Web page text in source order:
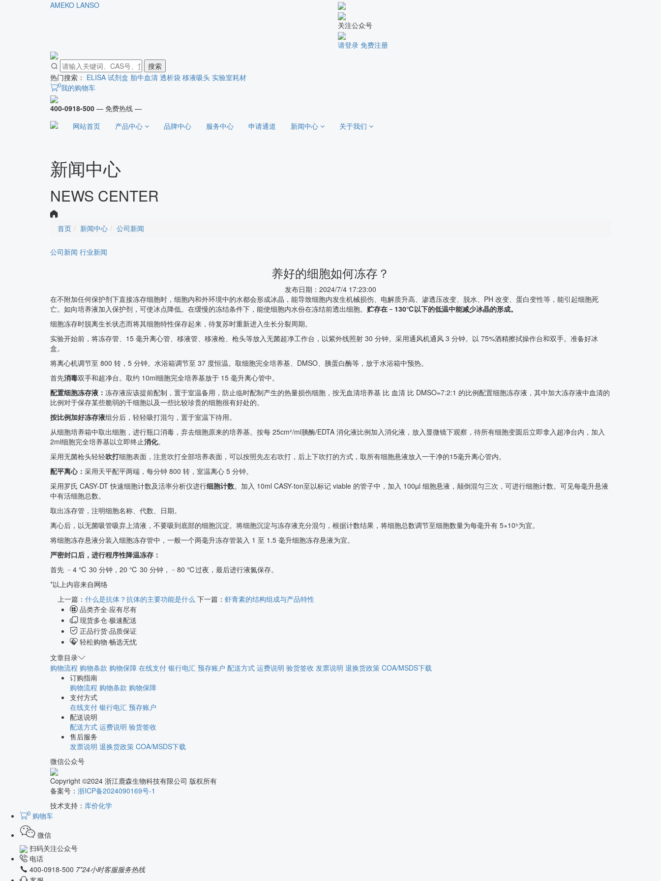
AMEKO LANSO
关注公众号
请登录 免费注册
搜索
热门搜索： ELISA 试剂盒 胎牛血清 透析袋 移液吸头 实验室耗材
0我的购物车
400-0918-500 — 免费热线 —
网站首页
产品中心 品牌中心 服务中心 申请通道 新闻中心 关于我们
新闻中心
NEWS CENTER
首页 新闻中心 公司新闻
公司新闻 行业新闻
养好的细胞如何冻存？
发布日期：2024/7/4 17:23:00
在不附加任何保护剂下直接冻存细胞时，细胞内和外环境中的水都会形成冰晶，能导致细胞内发生机械损伤、电解质升高、渗透压改变、脱水、PH 改变、蛋白变性等，能引起细胞死
亡。如向培养液加入保护剂，可使冰点降低。在缓慢的冻结条件下，能使细胞内水份在冻结前透出细胞。 贮存在﹣130℃以下的低温中能减少冰晶的形成。
细胞冻存时脱离生长状态而将其细胞特性保存起来，待复苏时重新进入生长分裂周期。
实验开始前，将冻存管、15 毫升离心管、移液管、移液枪、枪头等放入无菌超净工作台，以紫外线照射 30 分钟。采用通风机通风 3 分钟。以 75%酒精擦拭操作台和双手。准备好冰
盒。
将离心机调节至 800 转，5 分钟。水浴箱调节至 37 度恒温。取细胞完全培养基、DMSO、胰蛋白酶等，放于水浴箱中预热。
首先消毒双手和超净台。取约 10ml细胞完全培养基放于 15 毫升离心管中。
配置细胞冻存液： 冻存液应该提前配制，置于室温备用，防止临时配制产生的热量损伤细胞，按无血清培养基 比 血清 比 DMSO=7:2:1 的比例配置细胞冻存液，其中加大冻存液中血清的
比例对于保存某些脆弱的干细胞以及一些比较珍贵的细胞很有好处的。
按比例加好冻存液组分后，轻轻吸打混匀，置于室温下待用。
从细胞培养箱中取出细胞，进行瓶口消毒，弃去细胞原来的培养基。按每 25cm²/ml胰酶/EDTA 消化液比例加入消化液，放入显微镜下观察，待所有细胞变圆后立即拿入超净台内，加入
2ml细胞完全培养基以立即终止消化。
采用无菌枪头轻轻吹打细胞表面，注意吹打全部培养表面，可以按照先左右吹打，后上下吹打的方式，取所有细胞悬液放入一干净的15毫升离心管内。
配平离心： 采用天平配平两端，每分钟 800 转，室温离心 5 分钟。
采用罗氏 CASY-DT 快速细胞计数及活率分析仪进行细胞计数。加入 10ml CASY-ton至以标记 viable 的管子中，加入 100µl 细胞悬液，颠倒混匀三次，可进行细胞计数。可见每毫升悬液
中有活细胞总数。
取出冻存管，注明细胞名称、代数、日期。
离心后，以无菌吸管吸弃上清液，不要吸到底部的细胞沉淀。将细胞沉淀与冻存液充分混匀，根据计数结果，将细胞总数调节至细胞数量为每毫升有 5×10⁵为宜。
将细胞冻存悬液分装入细胞冻存管中，一般一个两毫升冻存管装入 1 至 1.5 毫升细胞冻存悬液为宜。
严密封口后，进行程序性降温冻存：
首先 ﹣4 ℃ 30 分钟，20 ℃ 30 分钟，﹣80 ℃过夜，最后进行液氮保存。
*以上内容来自网络
上一篇： 什么是抗体？抗体的主要功能是什么 下一篇： 虾青素的结构组成与产品特性
品类齐全·应有尽有
现货多仓·极速配送
正品行货·品质保证
轻松购物·畅选无忧
文章目录
购物流程 购物条款 购物保障 在线支付 银行电汇 预存账户 配送方式 运费说明 验货签收 发票说明 退换货政策 COA/MSDS下载
订购指南
购物流程 购物条款 购物保障
支付方式
在线支付 银行电汇 预存账户
配送说明
配送方式 运费说明 验货签收
售后服务
发票说明 退换货政策 COA/MSDS下载
微信公众号
Copyright ©2024 浙江鹿森生物科技有限公司 版权所有
备案号： 浙ICP备2024090169号-1
技术支持： 库价化学
0 购物车
微信
扫码关注公众号
电话
400-0918-500 7*24小时客服服务热线